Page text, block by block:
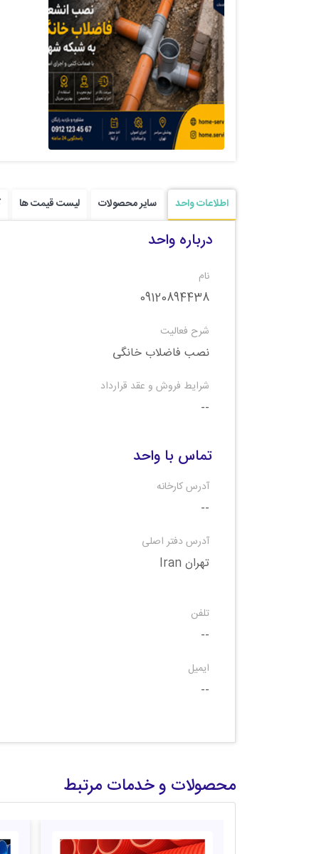
نصب در فاضلابهای شهری
اطلاعات واحد سایر محصولات لیست قیمت ها
درباره واحد
نام
09120894438
شرح فعالیت
نصب فاضلاب خانگی
شرایط فروش و عقد قرارداد
--
تماس با واحد
آدرس کارخانه
--
آدرس دفتر اصلی
تهران Iran
تلفن
--
ایمیل
--
محصولات و خدمات مرتبط